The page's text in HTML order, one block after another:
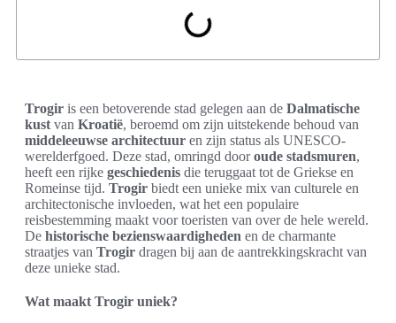
Trogir is een betoverende stad gelegen aan de Dalmatische
kust van Kroatië, beroemd om zijn uitstekende behoud van
middeleeuwse architectuur en zijn status als UNESCO-
werelderfgoed. Deze stad, omringd dooroude stadsmuren,
heeft een rijke geschiedenis die teruggaat tot de Griekse en
Romeinse tijd. Trogir biedt een unieke mix van culturele en
architectonische invloeden, wat het een populaire
reisbestemming maakt voor toeristen van over de hele wereld.
De historische bezienswaardigheden en de charmante
straatjes van Trogir dragen bij aan de aantrekkingskracht van
deze unieke stad.
Wat maakt Trogir uniek?